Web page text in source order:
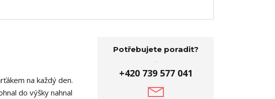
na každý den.
do výšky nahnal
Potřebujete poradit?
+420 739 577 041